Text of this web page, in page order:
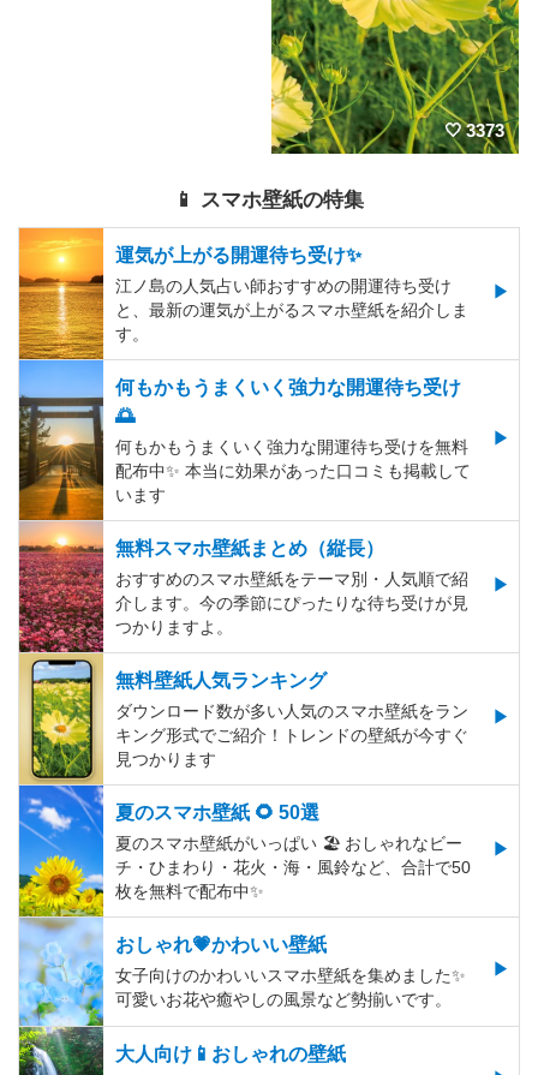
3373
📱 スマホ壁紙の特集
運気が上がる開運待ち受け✨
江ノ島の人気占い師おすすめの開運待ち受け
と、最新の運気が上がるスマホ壁紙を紹介しま
す。
何もかもうまくいく強力な開運待ち受け
🌅
何もかもうまくいく強力な開運待ち受けを無料
配布中✨️ 本当に効果があった口コミも掲載して
います
無料スマホ壁紙まとめ（縦長）
おすすめのスマホ壁紙をテーマ別・人気順で紹
介します。今の季節にぴったりな待ち受けが見
つかりますよ。
無料壁紙人気ランキング
ダウンロード数が多い人気のスマホ壁紙をラン
キング形式でご紹介！トレンドの壁紙が今すぐ
見つかります
夏のスマホ壁紙 🌻 50選
夏のスマホ壁紙がいっぱい 🏖 おしゃれなビー
チ・ひまわり・花火・海・風鈴など、合計で50
枚を無料で配布中✨
おしゃれ💗かわいい壁紙
女子向けのかわいいスマホ壁紙を集めました✨
可愛いお花や癒やしの風景など勢揃いです。
大人向け📱おしゃれの壁紙